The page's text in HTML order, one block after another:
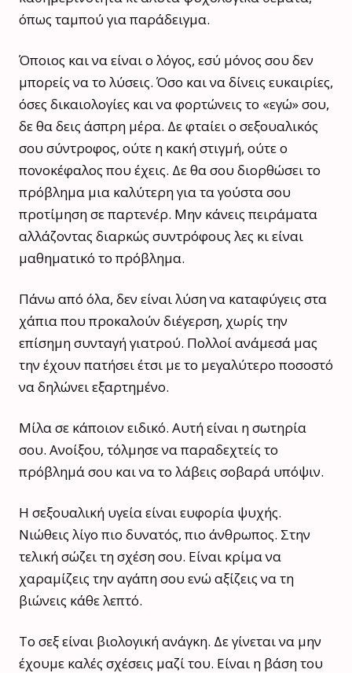
όπως ταμπού για παράδειγμα.
Όποιος και να είναι ο λόγος, εσύ μόνος σου δεν
μπορείς να το λύσεις. Όσο και να δίνεις ευκαιρίες,
όσες δικαιολογίες και να φορτώνεις το «εγώ» σου,
δε θα δεις άσπρη μέρα. Δε φταίει ο σεξουαλικός
σου σύντροφος, ούτε η κακή στιγμή, ούτε ο
πονοκέφαλος που έχεις. Δε θα σου διορθώσει το
πρόβλημα μια καλύτερη για τα γούστα σου
προτίμηση σε παρτενέρ. Μην κάνεις πειράματα
αλλάζοντας διαρκώς συντρόφους λες κι είναι
μαθηματικό το πρόβλημα.
Πάνω από όλα, δεν είναι λύση να καταφύγεις στα
χάπια που προκαλούν διέγερση, χωρίς την
επίσημη συνταγή γιατρού. Πολλοί ανάμεσά μας
την έχουν πατήσει έτσι με το μεγαλύτερο ποσοστό
να δηλώνει εξαρτημένο.
Μίλα σε κάποιον ειδικό. Αυτή είναι η σωτηρία
σου. Ανοίξου, τόλμησε να παραδεχτείς το
πρόβλημά σου και να το λάβεις σοβαρά υπόψιν.
Η σεξουαλική υγεία είναι ευφορία ψυχής.
Νιώθεις λίγο πιο δυνατός, πιο άνθρωπος. Στην
τελική σώζει τη σχέση σου. Είναι κρίμα να
χαραμίζεις την αγάπη σου ενώ αξίζεις να τη
βιώνεις κάθε λεπτό.
Το σεξ είναι βιολογική ανάγκη. Δε γίνεται να μην
έχουμε καλές σχέσεις μαζί του. Είναι η βάση του